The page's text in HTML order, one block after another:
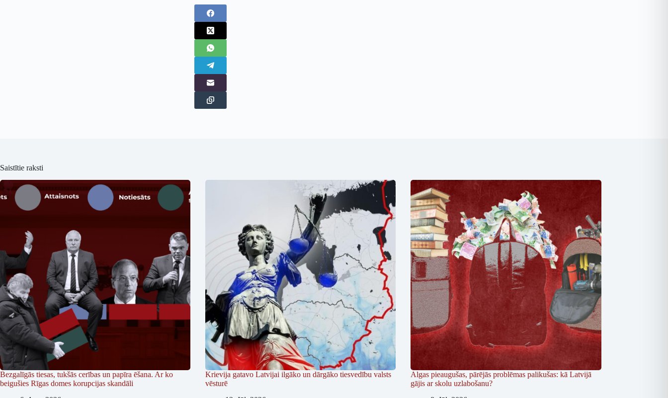
Saistītie raksti
Bezgalīgās tiesas, tukšās cerības un papīra ēšana. Ar ko
beigušies Rīgas domes korupcijas skandāli
Krievija gatavo Latvijai ilgāko un dārgāko tiesvedību valsts
vēsturē
Algas pieaugušas, pārējās problēmas palikušas: kā Latvijā
gājis ar skolu uzlabošanu?